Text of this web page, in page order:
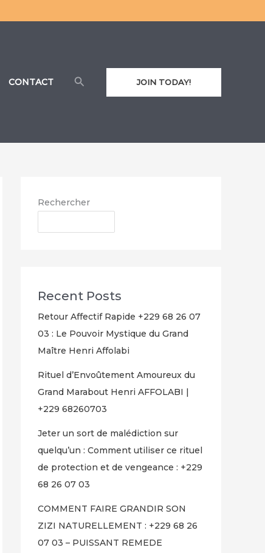
CONTACT RechercherJOIN TODAY!
Rechercher
Recent Posts
Retour Affectif Rapide +229 68 26 07
03 : Le Pouvoir Mystique du Grand
Maître Henri Affolabi
Rituel d’Envoûtement Amoureux du
Grand Marabout Henri AFFOLABI |
+229 68260703
Jeter un sort de malédiction sur
quelqu’un : Comment utiliser ce rituel
de protection et de vengeance : +229
68 26 07 03
COMMENT FAIRE GRANDIR SON
ZIZI NATURELLEMENT : +229 68 26
07 03 – PUISSANT REMEDE